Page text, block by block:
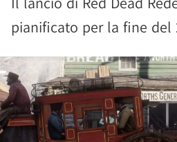
pianificato per la fine del